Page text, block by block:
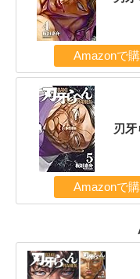
Amazonで
刃牙
Amazonで